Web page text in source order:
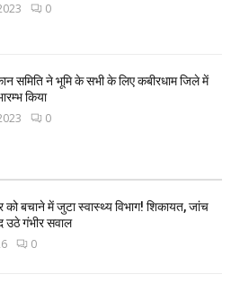
0
समिति ने भूमि के सभी के लिए कबीरधाम जिले में
किया
0
को बचाने में जुटा स्वास्थ्य विभाग! शिकायत, जांच
उठे गंभीर सवाल
0